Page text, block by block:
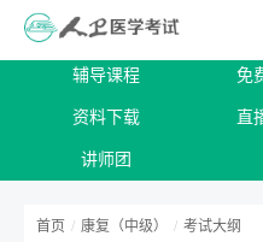
辅导课程 免
资料下载 直
讲师团
首页 / 康复（中级） / 考试大纲